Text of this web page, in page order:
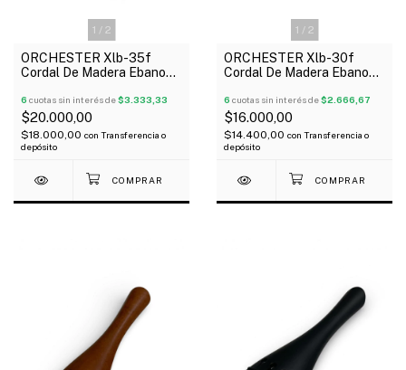
1 / 2
ORCHESTER Xlb-35f
Cordal De Madera Ebano
6 cuotas sin interés de$3.333,33
$20.000,00
$18.000,00 con Transferencia o
depósito
1 / 2
ORCHESTER Xlb-30f
Cordal De Madera Ebano
6 cuotas sin interés de$2.666,67
$16.000,00
$14.400,00 con Transferencia o
depósito